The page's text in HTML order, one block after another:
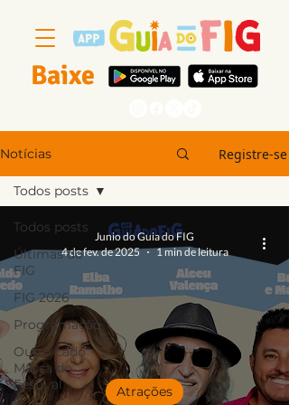
Baixe
Notícias Registre-se
Todos posts
Últimas do
FIG
FIG 2026
Programação
Outro Lado
Massa do
Festival
Todos posts
Atrações
Junio do Guia do FIG
4 de fev. de 2025
1 min de leitura